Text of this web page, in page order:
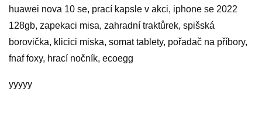
huawei nova 10 se, prací kapsle v akci, iphone se 2022
128gb, zapekaci misa, zahradní traktůrek, spišská
borovička, klicici miska, somat tablety, pořadač na příbory,
fnaf foxy, hrací nočník, ecoegg
yyyyy